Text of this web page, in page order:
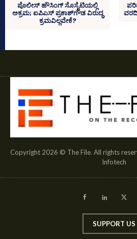
ಪೊಲೀಸ್‌ ಹೌಸಿಂಗ್‌ ಸೊಸೈಟಿಯಲ್ಲಿ
ಅಕ್ರಮ; ಐಪಿಎಸ್‌ ಪ್ರಕಾಶ್‌ಗೌಡ ವಿರುದ್ಧ
ಕ್ರಮವಿಲ್ಲವೇಕೆ?
ವರದಿ
Copyright 2026 © The File. All rights
Infotech
SUPPORT US